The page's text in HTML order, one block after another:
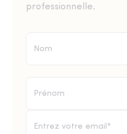
professionnelle.